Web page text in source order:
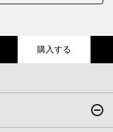
購入する